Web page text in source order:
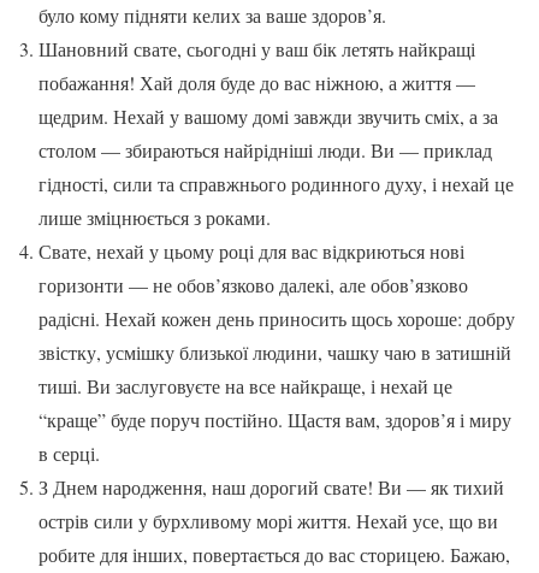
було кому підняти келих за ваше здоров’я.
Шановний свате, сьогодні у ваш бік летять найкращі
побажання! Хай доля буде до вас ніжною, а життя —
щедрим. Нехай у вашому домі завжди звучить сміх, а за
столом — збираються найрідніші люди. Ви — приклад
гідності, сили та справжнього родинного духу, і нехай це
лише зміцнюється з роками.
Свате, нехай у цьому році для вас відкриються нові
горизонти — не обов’язково далекі, але обов’язково
радісні. Нехай кожен день приносить щось хороше: добру
звістку, усмішку близької людини, чашку чаю в затишній
тиші. Ви заслуговуєте на все найкраще, і нехай це
“краще” буде поруч постійно. Щастя вам, здоров’я і миру
в серці.
З Днем народження, наш дорогий свате! Ви — як тихий
острів сили у бурхливому морі життя. Нехай усе, що ви
робите для інших, повертається до вас сторицею. Бажаю,